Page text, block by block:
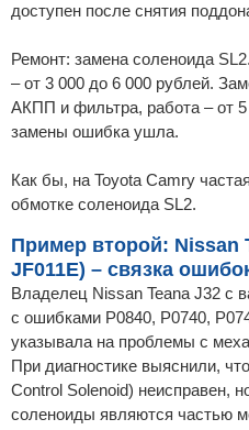
доступен после снятия
Ремонт: замена соленоида
– от 3 000 до 6 000 рублей.
АКПП и фильтра, работа – от
замены ошибка ушла.
Как бы, на Toyota Camry
обмотке соленоида SL2.
Пример второй: Nissan
JF011E) – связка
Владелец Nissan Teana J32 с
с ошибками P0840, P0740,
указывала на проблемы с
При диагностике выяснили,
Control Solenoid) неисправен,
соленоиды являются частью